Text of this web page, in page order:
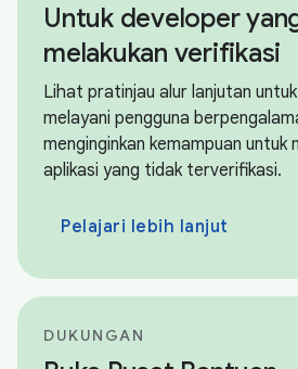
Untuk developer
melakukan verifikasi
Lihat pratinjau alur lanjutan
melayani pengguna
menginginkan kemampuan untuk
aplikasi yang tidak terverifikasi.
Pelajari lebih lanjut
DUKUNGAN